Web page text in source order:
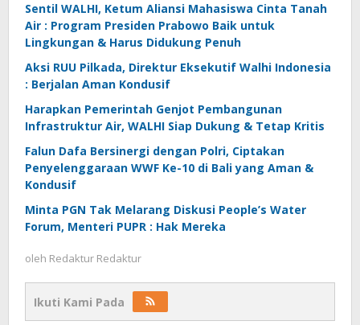
Sentil WALHI, Ketum Aliansi Mahasiswa Cinta Tanah
Air : Program Presiden Prabowo Baik untuk
Lingkungan & Harus Didukung Penuh
Aksi RUU Pilkada, Direktur Eksekutif Walhi Indonesia
: Berjalan Aman Kondusif
Harapkan Pemerintah Genjot Pembangunan
Infrastruktur Air, WALHI Siap Dukung & Tetap Kritis
Falun Dafa Bersinergi dengan Polri, Ciptakan
Penyelenggaraan WWF Ke-10 di Bali yang Aman &
Kondusif
Minta PGN Tak Melarang Diskusi People’s Water
Forum, Menteri PUPR : Hak Mereka
oleh Redaktur Redaktur
Ikuti Kami Pada